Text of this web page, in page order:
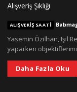
Alışveriş Şıklığı
ALIŞVERIŞ SAATI
Yasemin Özilhan, Işıl
yaparken
Daha Fazla Oku